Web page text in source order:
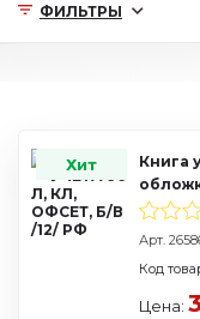
ФИЛЬТРЫ
Хит
Книга
Арт.
Код
Цена: